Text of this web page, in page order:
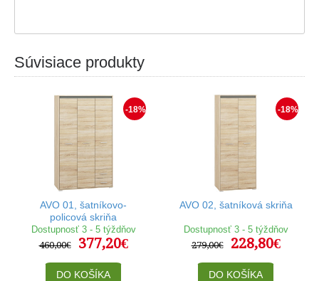
Súvisiace produkty
-18%
AVO 01, šatníkovo-
policová skriňa
Dostupnosť 3 - 5 týždňov
460,00€
377,20€
DO KOŠÍKA
-18%
AVO 02, šatníková skriňa
Dostupnosť 3 - 5 týždňov
279,00€
228,80€
DO KOŠÍKA